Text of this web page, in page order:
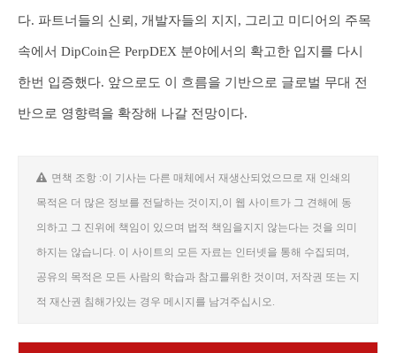
다. 파트너들의 신뢰, 개발자들의 지지, 그리고 미디어의 주목
속에서 DipCoin은 PerpDEX 분야에서의 확고한 입지를 다시
한번 입증했다. 앞으로도 이 흐름을 기반으로 글로벌 무대 전
반으로 영향력을 확장해 나갈 전망이다.
면책 조항 :이 기사는 다른 매체에서 재생산되었으므로 재 인쇄의
목적은 더 많은 정보를 전달하는 것이지,이 웹 사이트가 그 견해에 동
의하고 그 진위에 책임이 있으며 법적 책임을지지 않는다는 것을 의미
하지는 않습니다. 이 사이트의 모든 자료는 인터넷을 통해 수집되며,
공유의 목적은 모든 사람의 학습과 참고를위한 것이며, 저작권 또는 지
적 재산권 침해가있는 경우 메시지를 남겨주십시오.